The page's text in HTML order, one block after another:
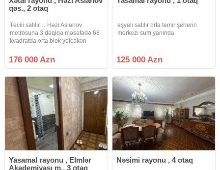
qəs., 2 otaq
Təcili satılır… Həzi Aslanov
metrosuna 3 dəqiqə məsafədə 68
kvadratda orta blok yelçəkən
otaqlı əla təmirli mənzil satılır. Yola
baxan bina orta blok.
176 000 Azn
eşyalı satılır orta temır şeherin
merkezı sum yanında
125 000 Azn
Yasamal rayonu , Elmlər
Akademiyası m., 3 otaq
Nəsimi rayonu , 4 otaq